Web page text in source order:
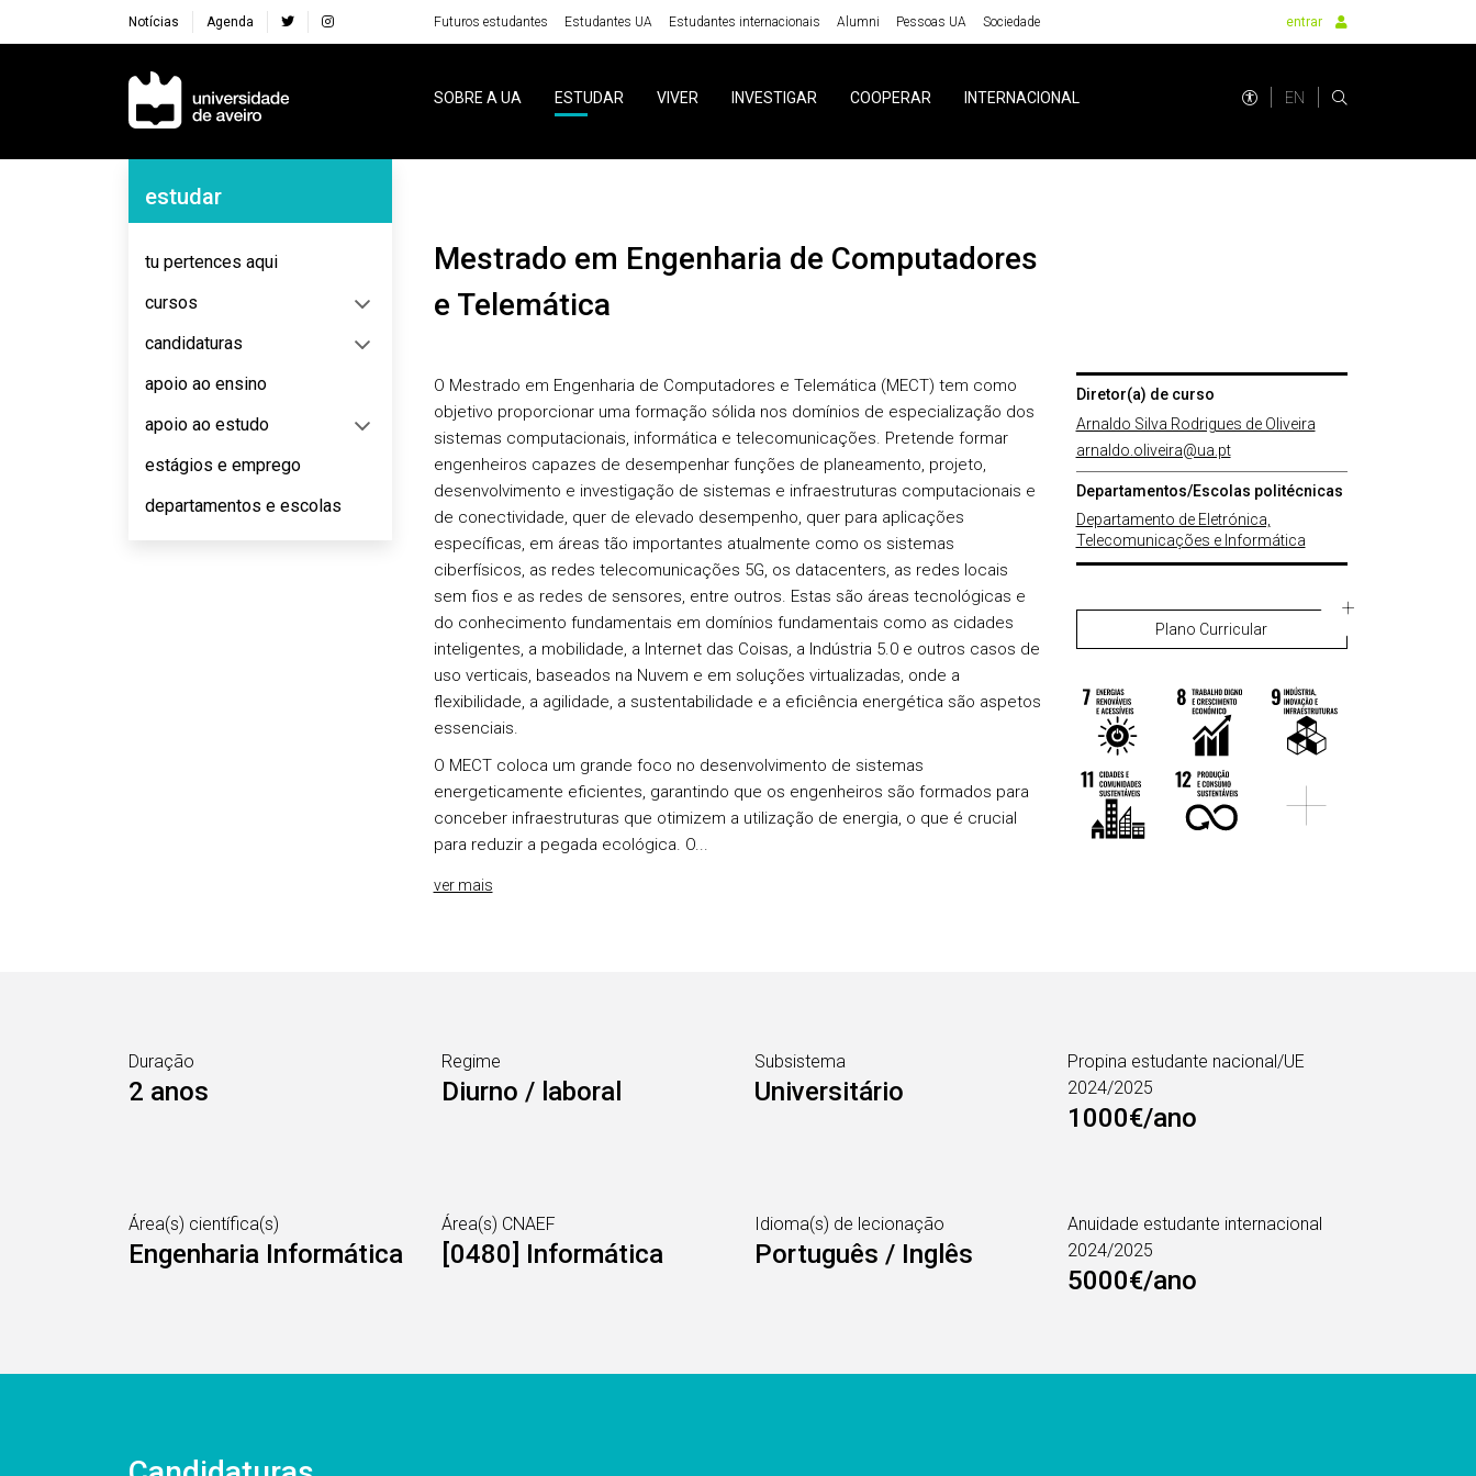
Notícias Agenda Futuros estudantes Estudantes UA Estudantes internacionais Alumni Pessoas UA Sociedade entrar
Navegação Principal
SOBRE A UA ESTUDAR VIVER INVESTIGAR COOPERAR INTERNACIONAL EN
Navegação Lateral
estudar
tu pertences aqui
cursos
candidaturas
apoio ao ensino
apoio ao estudo
estágios e emprego
departamentos e escolas
Mestrado em Engenharia de Computadores
e Telemática
O Mestrado em Engenharia de Computadores e Telemática (MECT) tem como
objetivo proporcionar uma formação sólida nos domínios de especialização dos
sistemas computacionais, informática e telecomunicações. Pretende formar
engenheiros capazes de desempenhar funções de planeamento, projeto,
desenvolvimento e investigação de sistemas e infraestruturas computacionais e
de conectividade, quer de elevado desempenho, quer para aplicações
específicas, em áreas tão importantes atualmente como os sistemas
ciberfísicos, as redes telecomunicações 5G, os datacenters, as redes locais
sem fios e as redes de sensores, entre outros. Estas são áreas tecnológicas e
do conhecimento fundamentais em domínios fundamentais como as cidades
inteligentes, a mobilidade, a Internet das Coisas, a Indústria 5.0 e outros casos de
uso verticais, baseados na Nuvem e em soluções virtualizadas, onde a
flexibilidade, a agilidade, a sustentabilidade e a eficiência energética são aspetos
essenciais.
O MECT coloca um grande foco no desenvolvimento de sistemas
energeticamente eficientes, garantindo que os engenheiros são formados para
conceber infraestruturas que otimizem a utilização de energia, o que é crucial
para reduzir a pegada ecológica. O...
ver mais
Diretor(a) de curso
Arnaldo Silva Rodrigues de Oliveira
arnaldo.oliveira@ua.pt
Departamentos/Escolas politécnicas
Departamento de Eletrónica,
Telecomunicações e Informática
Plano Curricular
Duração
2 anos
Regime
Diurno / laboral
Subsistema
Universitário
Propina estudante nacional/UE
2024/2025
1000€/ano
Área(s) científica(s)
Engenharia Informática
Área(s) CNAEF
[0480] Informática
Idioma(s) de lecionação
Português / Inglês
Anuidade estudante internacional
2024/2025
5000€/ano